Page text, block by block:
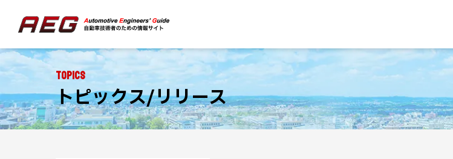
Topics
トピックス/リリース